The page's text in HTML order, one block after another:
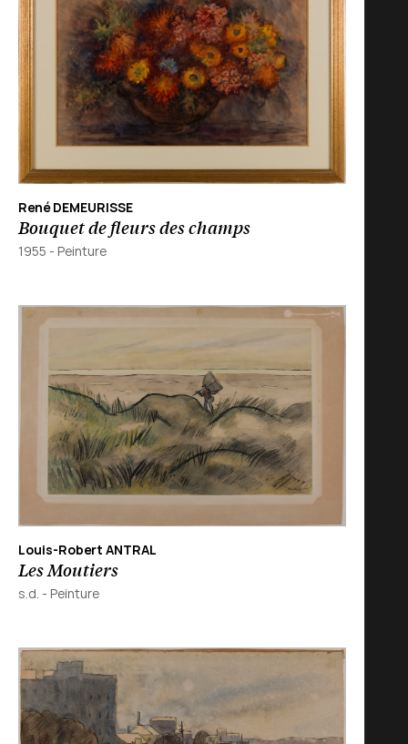
René DEMEURISSE
Bouquet de fleurs des champs
1955 - Peinture
Louis-Robert ANTRAL
Les Moutiers
s.d. - Peinture